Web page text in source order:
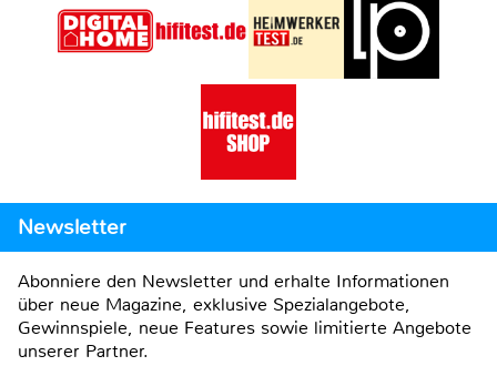
Newsletter
Abonniere den Newsletter und erhalte Informationen
über neue Magazine, exklusive Spezialangebote,
Gewinnspiele, neue Features sowie limitierte Angebote
unserer Partner.